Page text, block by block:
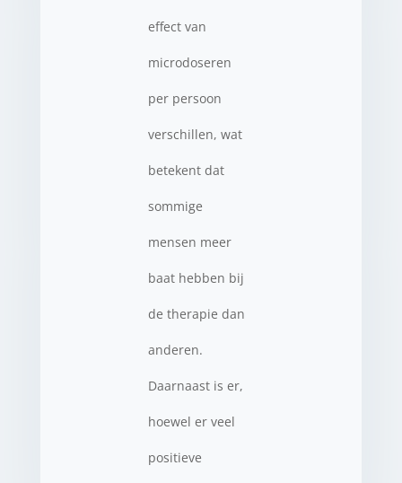
effect van
microdoseren
per persoon
verschillen, wat
betekent dat
sommige
mensen meer
baat hebben bij
de therapie dan
anderen.
Daarnaast is er,
hoewel er veel
positieve